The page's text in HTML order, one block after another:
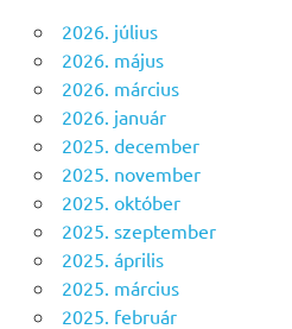
2026. július
2026. május
2026. március
2026. január
2025. december
2025. november
2025. október
2025. szeptember
2025. április
2025. március
2025. február